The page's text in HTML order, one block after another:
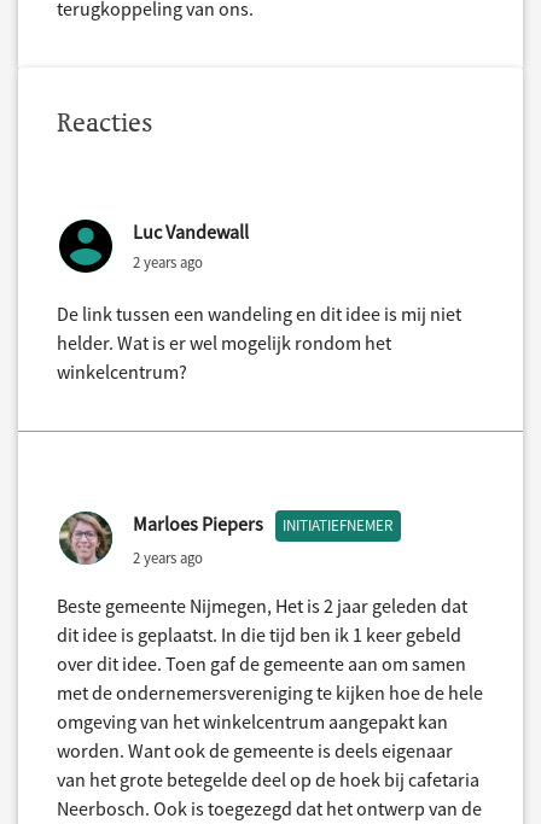
terugkoppeling van ons.
Reacties
Luc Vandewall
2 years ago
De link tussen een wandeling en dit idee is mij niet
helder. Wat is er wel mogelijk rondom het
winkelcentrum?
Marloes Piepers INITIATIEFNEMER
2 years ago
Beste gemeente Nijmegen, Het is 2 jaar geleden dat
dit idee is geplaatst. In die tijd ben ik 1 keer gebeld
over dit idee. Toen gaf de gemeente aan om samen
met de ondernemersvereniging te kijken hoe de hele
omgeving van het winkelcentrum aangepakt kan
worden. Want ook de gemeente is deels eigenaar
van het grote betegelde deel op de hoek bij cafetaria
Neerbosch. Ook is toegezegd dat het ontwerp van de